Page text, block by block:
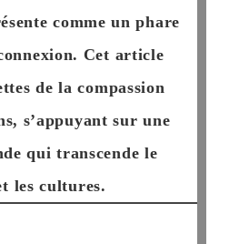
comme un phare
Cet article
de la compassion
s’appuyant sur une
qui transcende le
les cultures.